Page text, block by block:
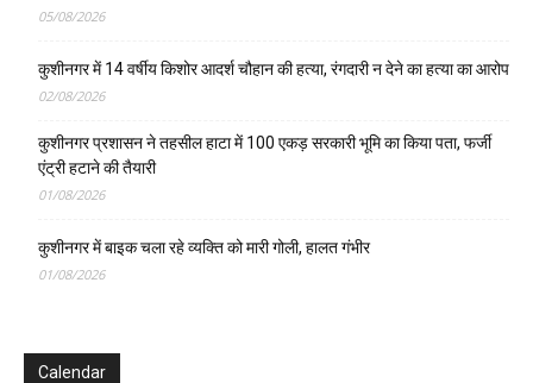
05/08/2026
कुशीनगर में 14 वर्षीय किशोर आदर्श चौहान की हत्या, रंगदारी न देने का हत्या का आरोप
02/08/2026
कुशीनगर प्रशासन ने तहसील हाटा में 100 एकड़ सरकारी भूमि का किया पता, फर्जी
एंट्री हटाने की तैयारी
01/08/2026
कुशीनगर में बाइक चला रहे व्यक्ति को मारी गोली, हालत गंभीर
01/08/2026
Calendar